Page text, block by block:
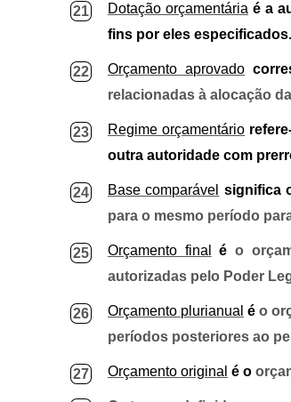
21 Dotação orçamentáriaé a
fins por eles especificados.
22 Orçamento aprovado
relacionadas à alocação
23 Regime orçamentário
outra autoridade com
24 Base comparável significa
para o mesmo período
25 Orçamento final é o
autorizadas pelo Poder
26 Orçamento plurianual éo
períodos posteriores ao
27 Orçamento original é o